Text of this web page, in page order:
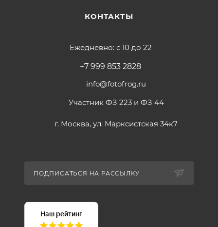
КОНТАКТЫ
Ежедневно: с 10 до 22
+7 999 853 2828
info@fotofrog.ru
Участник ФЗ 223 и ФЗ 44
г. Москва, ул. Марксистская 34к7
ПОДПИСАТЬСЯ НА РАССЫЛКУ